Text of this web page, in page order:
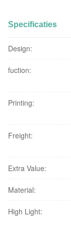
Specificaties
Design:
fuction:
Printing:
Freight:
Extra Value:
Material:
High Light: